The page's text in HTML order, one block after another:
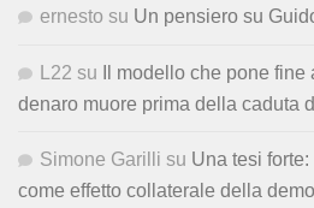
ernesto su Un pensiero su
L22 su
Il modello che pone fine
denaro muore prima della caduta
Simone Garilli su Una tesi
come effetto collaterale della